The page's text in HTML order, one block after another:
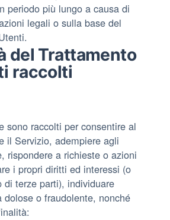
periodo più lungo a causa di
legali o sulla base del
del Trattamento
raccolti
sono raccolti per consentire al
il Servizio, adempiere agli
rispondere a richieste o azioni
i propri diritti ed interessi (o
terze parti), individuare
o fraudolente, nonché